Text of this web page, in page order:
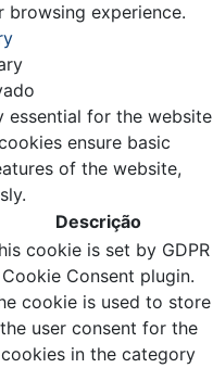
experience.
essential for the website
ensure basic
of the website,
Descrição
cookie is set by GDPR
Cookie Consent plugin.
cookie is used to store
the user consent for the
cookies in the category